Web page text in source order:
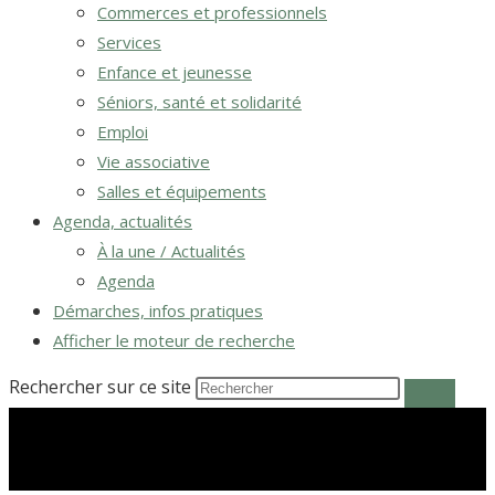
Commerces et professionnels
Services
Enfance et jeunesse
Séniors, santé et solidarité
Emploi
Vie associative
Salles et équipements
Agenda, actualités
À la une / Actualités
Agenda
Démarches, infos pratiques
Afficher le moteur de recherche
Rechercher sur ce site